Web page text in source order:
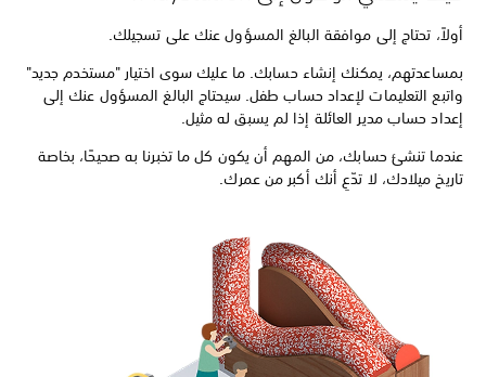
أولاً، تحتاج إلى موافقة البالغ المسؤول عنك على تسجيلك.
بمساعدتهم، يمكنك إنشاء حسابك. ما عليك سوى اختيار "مستخدم جديد"
واتبع التعليمات لإعداد حساب طفل. سيحتاج البالغ المسؤول عنك إلى
إعداد حساب مدير العائلة إذا لم يسبق له مثيل.
عندما تنشئ حسابك، من المهم أن يكون كل ما تخبرنا به صحيحًا، بخاصة
تاريخ ميلادك، لا تدّعِ أنك أكبر من عمرك.